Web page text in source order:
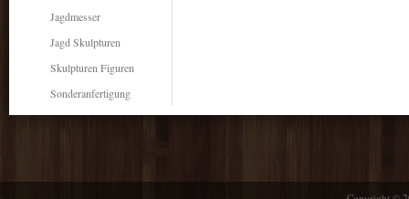
Jagdmesser
Jagd Skulpturen
Skulpturen Figuren
Sonderanfertigung